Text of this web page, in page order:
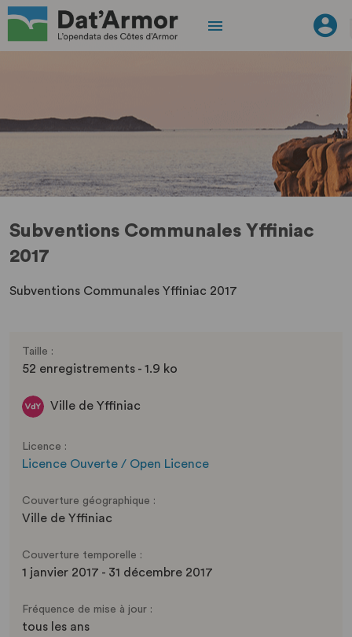
Subventions Communales Yffiniac
2017
Subventions Communales Yffiniac 2017
Taille :
52 enregistrements - 1.9 ko
Ville de Yffiniac
Licence :
Licence Ouverte / Open Licence
Couverture géographique :
Ville de Yffiniac
Couverture temporelle :
1 janvier 2017 - 31 décembre 2017
Fréquence de mise à jour :
tous les ans